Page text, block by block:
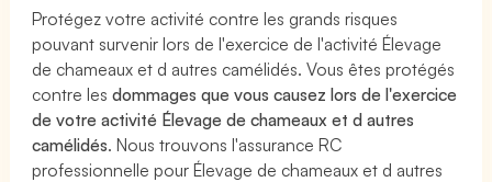
Protégez votre activité contre les grands risques
pouvant survenir lors de l'exercice de l'activité Élevage
de chameaux et d autres camélidés. Vous êtes protégés
contre lesdommages que vous causez lors de l'exercice
de votre activité Élevage de chameaux et d autres
camélidés. Nous trouvons l'assurance RC
professionnelle pour Élevage de chameaux et d autres